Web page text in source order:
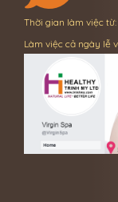
Thời gian làm việc
Làm việc cả ngày lễ